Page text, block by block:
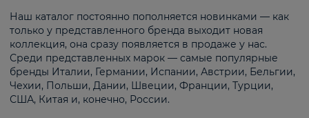
Наш каталог постоянно пополняется новинками — как
только у представленного бренда выходит новая
коллекция, она сразу появляется в продаже у нас.
Среди представленных марок — самые популярные
бренды Италии, Германии, Испании, Австрии, Бельгии,
Чехии, Польши, Дании, Швеции, Франции, Турции,
США, Китая и, конечно, России.